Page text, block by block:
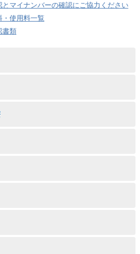
マイナンバーの確認にご協力ください
・使用料一覧
書類